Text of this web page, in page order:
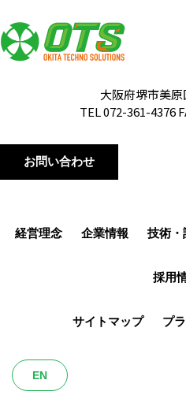
大阪府堺市美
TEL 072-361-4376
お問い合わせ
経営理念 企業情報 技術・
採用
サイトマップ プ
EN